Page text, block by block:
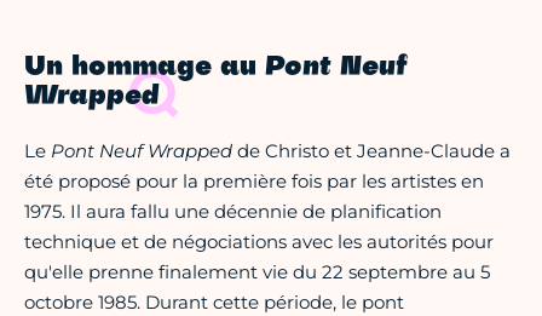
Un hommage au Pont Neuf
Wrapped
Le Pont Neuf Wrapped de Christo et Jeanne-Claude a
été proposé pour la première fois par les artistes en
1975. Il aura fallu une décennie de planification
technique et de négociations avec les autorités pour
qu'elle prenne finalement vie du 22 septembre au 5
octobre 1985. Durant cette période, le pont